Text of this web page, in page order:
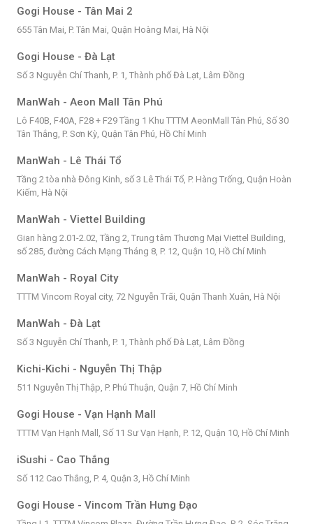
Gogi House - Tân Mai 2
655 Tân Mai, P. Tân Mai, Quận Hoàng Mai, Hà Nội
Gogi House - Đà Lạt
Số 3 Nguyễn Chí Thanh, P. 1, Thành phố Đà Lạt, Lâm Đồng
ManWah - Aeon Mall Tân Phú
Lô F40B, F40A, F28 + F29 Tầng 1 Khu TTTM AeonMall Tân Phú, Số 30
Tân Thắng, P. Sơn Kỳ, Quận Tân Phú, Hồ Chí Minh
ManWah - Lê Thái Tổ
Tầng 2 tòa nhà Đông Kinh, số 3 Lê Thái Tổ, P. Hàng Trống, Quận Hoàn
Kiếm, Hà Nội
ManWah - Viettel Building
Gian hàng 2.01-2.02, Tầng 2, Trung tâm Thương Mại Viettel Building,
số 285, đường Cách Mạng Tháng 8, P. 12, Quận 10, Hồ Chí Minh
ManWah - Royal City
TTTM Vincom Royal city, 72 Nguyễn Trãi, Quận Thanh Xuân, Hà Nội
ManWah - Đà Lạt
Số 3 Nguyễn Chí Thanh, P. 1, Thành phố Đà Lạt, Lâm Đồng
Kichi-Kichi - Nguyễn Thị Thập
511 Nguyễn Thị Thập, P. Phú Thuận, Quận 7, Hồ Chí Minh
Gogi House - Vạn Hạnh Mall
TTTM Vạn Hạnh Mall, Số 11 Sư Vạn Hạnh, P. 12, Quận 10, Hồ Chí Minh
iSushi - Cao Thắng
Số 112 Cao Thắng, P. 4, Quận 3, Hồ Chí Minh
Gogi House - Vincom Trần Hưng Đạo